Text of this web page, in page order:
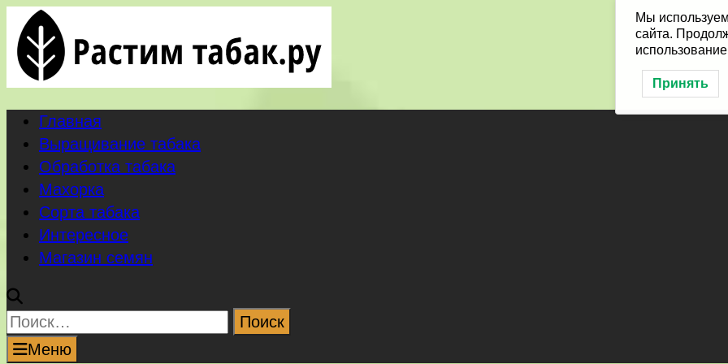
Перейти
содержимому
Главная
Выращивание табака
Обработка табака
Махорка
Сорта табака
Интересное
Магазин семян
Найти:
Меню
Мы
сайта.
Принять